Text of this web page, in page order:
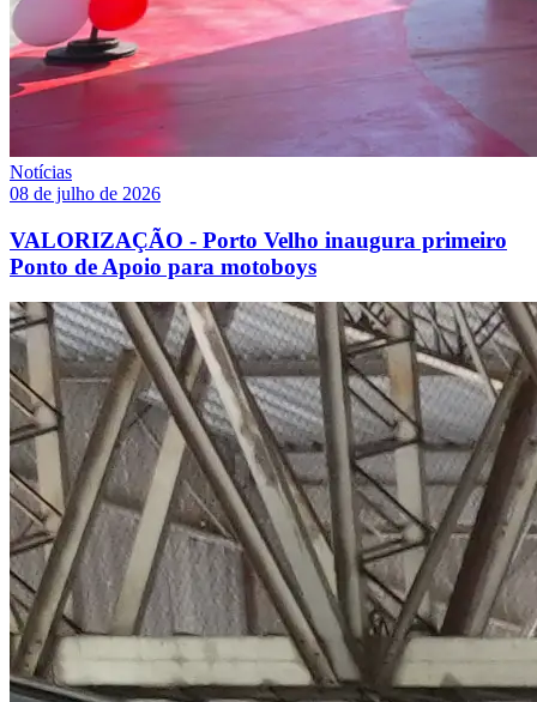
Notícias
08 de julho de 2026
VALORIZAÇÃO - Porto Velho inaugura primeiro
Ponto de Apoio para motoboys